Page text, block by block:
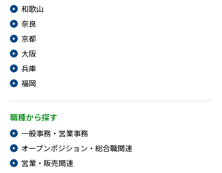
和歌山
奈良
京都
大阪
兵庫
福岡
職種から探す
一般事務・営業事務
オープンポジション・総合職関連
営業・販売関連